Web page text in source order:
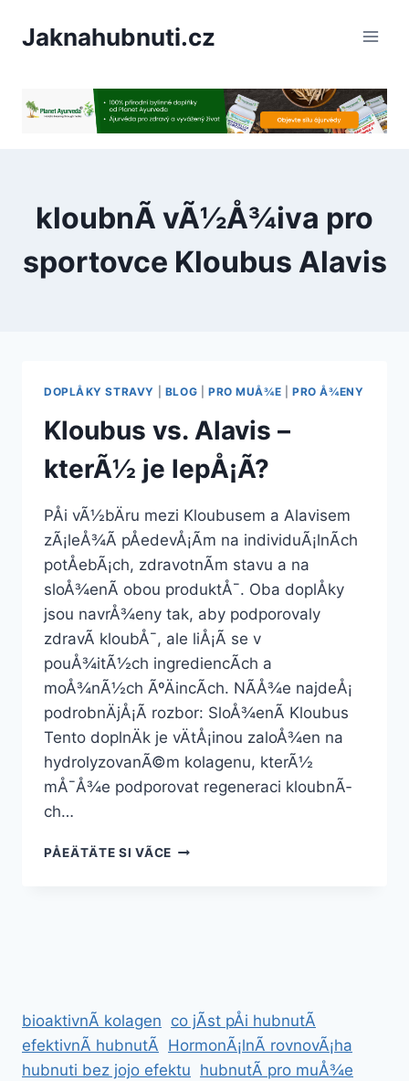
Jaknahubnuti.cz
kloubnÃ­ vÃ½Å¾iva pro
sportovce Kloubus Alavis
DOPLÅKY STRAVY BLOG PRO MUÅ¾E |PRO Å¾ENY
Kloubus vs. Alavis –
kterÃ½ je lepÅ¡Ã­?
PÅi vÃ½bÄru mezi Kloubusem a Alavisem
zÃ¡leÅ¾Ã­ pÅedevÅ¡Ã­m na individuÃ¡lnÃ­ch
potÅebÃ¡ch, zdravotnÃ­m stavu a na
sloÅ¾enÃ­ obou produktÅ¯. Oba doplÅky
jsou navrÅ¾eny tak, aby podporovaly
zdravÃ­ kloubÅ¯, ale liÅ¡Ã­ se v
pouÅ¾itÃ½ch ingrediencÃ­ch a
moÅ¾nÃ½ch ÃºÄincÃ­ch. NÃ­Å¾e najdeÅ¡
podrobnÄjÅ¡Ã­ rozbor: SloÅ¾enÃ­ Kloubus
Tento doplnÄk je vÄtÅ¡inou zaloÅ¾en na
hydrolyzovanÃ©m kolagenu, kterÃ½
mÅ¯Å¾e podporovat regeneraci kloubnÃ­
ch…
PÅEÄTÄTE SI VÃ­CEKLOUBUS
bioaktivnÃ­ kolagen co jÃ­st pÅi hubnutÃ­
efektivnÃ­ hubnutÃ­ HormonÃ¡lnÃ­ rovnovÃ¡ha
hubnuti bez jojo efektu hubnutÃ­ pro muÅ¾e